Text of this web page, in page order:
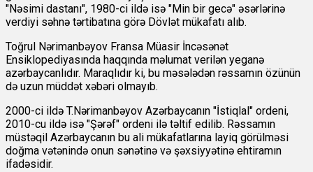
"Nəsimi dastanı", 1980-ci ildə isə "Min bir gecə" əsərlərinə
verdiyi səhnə tərtibatına görə Dövlət mükafatı alıb.
Toğrul Nərimanbəyov Fransa Müasir İncəsənət
Ensiklopediyasında haqqında məlumat verilən yeganə
azərbaycanlıdır. Maraqlıdır ki, bu məsələdən rəssamın özünün
də uzun müddət xəbəri olmayıb.
2000-ci ildə T.Nərimanbəyov Azərbaycanın "İstiqlal" ordeni,
2010-cu ildə isə "Şərəf" ordeni ilə təltif edilib. Rəssamın
müstəqil Azərbaycanın bu ali mükafatlarına layiq görülməsi
doğma vətənində onun sənətinə və şəxsiyyətinə ehtiramın
ifadəsidir.